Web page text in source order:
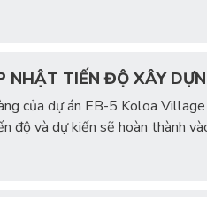
NHẬT TIẾN ĐỘ XÂY
của dự án EB-5 Koloa
độ và dự kiến sẽ hoàn thành